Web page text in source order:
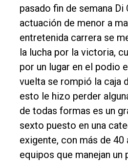
Política
Cultura
Entrevistas
Rural
Deportes
Fúnebres
Edición
Empresa
Nosotros
pasado fin de semana Di
actuación de menor a
entretenida carrera se
la lucha por la victoria,
por un lugar en el podio
vuelta se rompió la caja
esto le hizo perder
de todas formas es un
sexto puesto en una
exigente, con más de 40
equipos que manejan un